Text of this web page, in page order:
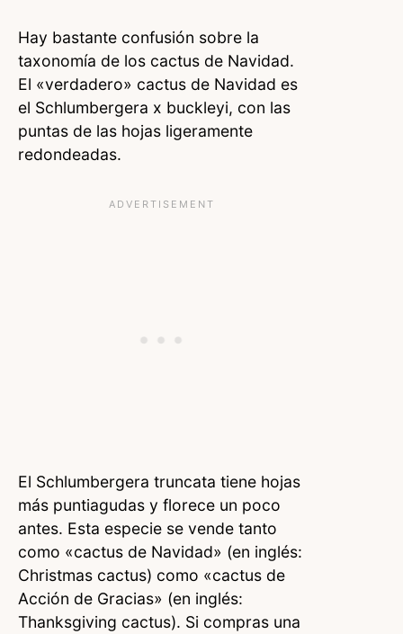
Hay bastante confusión sobre la
taxonomía de los cactus de Navidad.
El «verdadero» cactus de Navidad es
el Schlumbergera x buckleyi, con las
puntas de las hojas ligeramente
redondeadas.
El Schlumbergera truncata tiene hojas
más puntiagudas y florece un poco
antes. Esta especie se vende tanto
como «cactus de Navidad» (en inglés:
Christmas cactus) como «cactus de
Acción de Gracias» (en inglés:
Thanksgiving cactus). Si compras una